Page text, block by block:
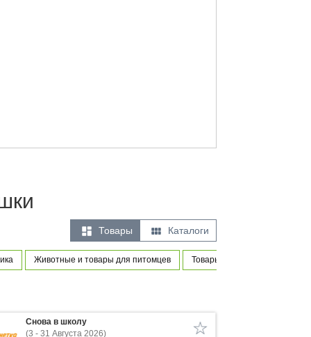
 Товары  Каталоги
Животные и товары для питомцев Товары для новорожденных
Снова в школу
(3 - 31 Августа 2026)